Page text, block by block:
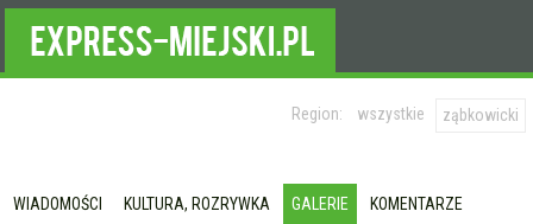
Region: wszystkie ząbkowicki
WIADOMOŚCI KULTURA, ROZRYWKA GALERIE KOMENTARZE